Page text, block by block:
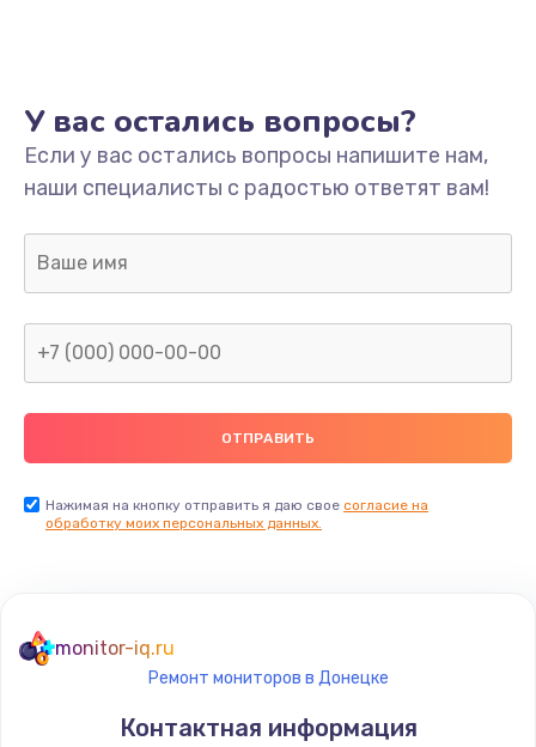
995 руб.
Заказать
Замена шлейфа матрицы
2600 руб.
Замена видеочипа
Ремонт разъема питания
745 руб.
Заказать
У вас остались вопросы?
Если у вас остались вопросы напишите нам,
наши специалисты с радостью ответят вам!
Нажимая на кнопку отправить я даю свое согласие на
обработку моих персональных данных.
monitor-iq.ru
Ремонт мониторов в Донецке
Контактная информация